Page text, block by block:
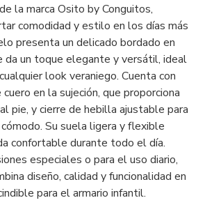
la marca Osito by Conguitos,
comodidad y estilo en los días más
presenta un delicado bordado en
da un toque elegante y versátil, ideal
look veraniego. Cuenta con
en la sujeción, que proporciona
pie, y cierre de hebilla ajustable para
Su suela ligera y flexible
confortable durante todo el día.
especiales o para el uso diario,
diseño, calidad y funcionalidad en
para el armario infantil.